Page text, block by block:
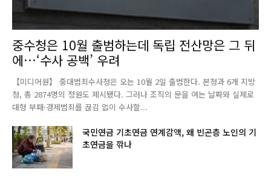
중수청은 10월 출범하는데 독립 전산망은 그 뒤
에…‘수사 공백’ 우려
【미디어원】 중대범죄수사청은 오는 10월 2일 출범한다. 본청과 6개 지방
청, 총 2874명의 정원도 제시됐다. 그러나 조직의 문을 여는 날짜와 실제로
대형 부패·경제범죄를 끊김 없이 수사할...
국민연금 기초연금 연계감액, 왜 빈곤층 노인의 기
초연금을 깎나